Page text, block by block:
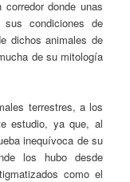
donde unas
condiciones de
dichos animales de
de su mitología
terrestres, a los
estudio, ya que, al
inequívoca de su
los hubo desde
como el